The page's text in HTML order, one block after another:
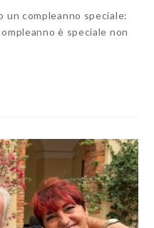
compleanno speciale:
è speciale non